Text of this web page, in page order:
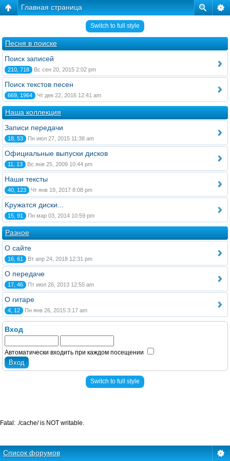
Главная страница
Switch to full style
Песня в поиске
Поиск записей
210, 718 Вс сен 20, 2015 2:02 pm
Поиск текстов песен
669, 1964 Чт дек 22, 2016 12:41 am
Наша коллекция
Записи передачи
18, 53 Пн июл 27, 2015 11:38 am
Официальные выпуски дисков
11, 13 Вс янв 25, 2009 10:44 pm
Наши тексты
40, 123 Чт янв 19, 2017 8:08 pm
Kружатся диски...
15, 91 Пн мар 03, 2014 10:59 pm
Разное
О сайте
16, 61 Вт апр 24, 2018 12:31 pm
О передаче
17, 46 Пт июл 26, 2013 12:55 am
О гитаре
4, 12 Пн янв 26, 2015 3:17 am
Вход
Автоматически входить при каждом посещении
Switch to full style
Список форумов
Fatal: ./cache/ is NOT writable.